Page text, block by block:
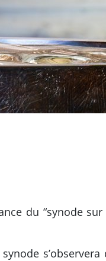
du “synode
s’observera